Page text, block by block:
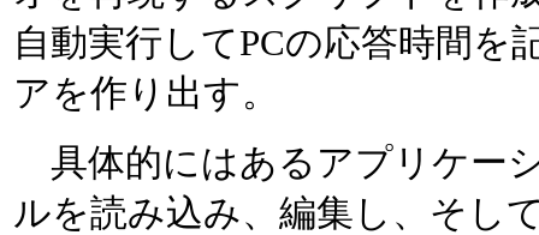
自動実行してPCの応答時間を
アを作り出す。
具体的にはあるアプリケー
ルを読み込み、編集し、そし